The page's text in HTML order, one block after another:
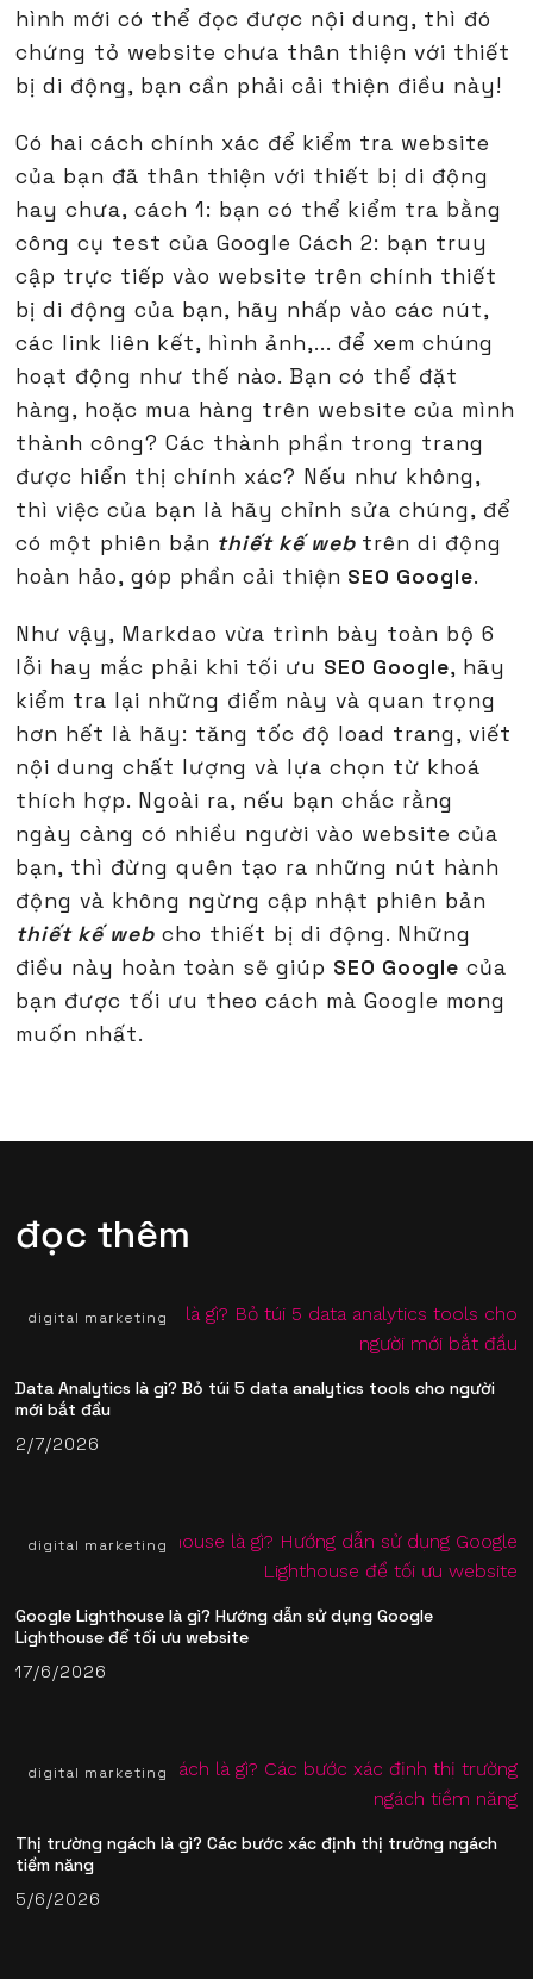
hình mới có thể đọc được nội dung, thì đó
chứng tỏ website chưa thân thiện với thiết
bị di động, bạn cần phải cải thiện điều này!
Có hai cách chính xác để kiểm tra website
của bạn đã thân thiện với thiết bị di động
hay chưa, cách 1: bạn có thể kiểm tra bằng
công cụ test của Google Cách 2: bạn truy
cập trực tiếp vào website trên chính thiết
bị di động của bạn, hãy nhấp vào các nút,
các link liên kết, hình ảnh,... để xem chúng
hoạt động như thế nào. Bạn có thể đặt
hàng, hoặc mua hàng trên website của mình
thành công? Các thành phần trong trang
được hiển thị chính xác? Nếu như không,
thì việc của bạn là hãy chỉnh sửa chúng, để
có một phiên bản thiết kế web trên di động
hoàn hảo, góp phần cải thiện SEO Google.
Như vậy, Markdao vừa trình bày toàn bộ 6
lỗi hay mắc phải khi tối ưu SEO Google, hãy
kiểm tra lại những điểm này và quan trọng
hơn hết là hãy: tăng tốc độ load trang, viết
nội dung chất lượng và lựa chọn từ khoá
thích hợp. Ngoài ra, nếu bạn chắc rằng
ngày càng có nhiều người vào website của
bạn, thì đừng quên tạo ra những nút hành
động và không ngừng cập nhật phiên bản
thiết kế web cho thiết bị di động. Những
điều này hoàn toàn sẽ giúp SEO Google của
bạn được tối ưu theo cách mà Google mong
muốn nhất.
đọc thêm
digital marketing
Data Analytics là gì? Bỏ túi 5 data analytics tools​ cho người
mới bắt đầu
2/7/2026
digital marketing
Google Lighthouse là gì? Hướng dẫn sử dụng Google
Lighthouse để tối ưu website
17/6/2026
digital marketing
Thị trường ngách là gì? Các bước xác định thị trường ngách
tiềm năng
5/6/2026